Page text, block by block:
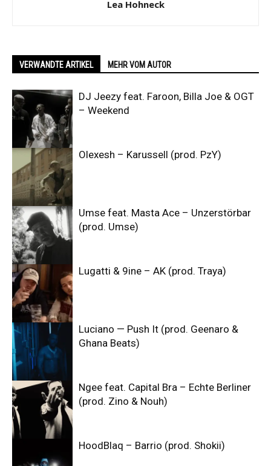
Lea Hohneck
VERWANDTE ARTIKEL MEHR VOM AUTOR
DJ Jeezy feat. Faroon, Billa Joe & OGT
– Weekend
Olexesh – Karussell (prod. PzY)
Umse feat. Masta Ace – Unzerstörbar
(prod. Umse)
Lugatti & 9ine – AK (prod. Traya)
Luciano — Push It (prod. Geenaro &
Ghana Beats)
Ngee feat. Capital Bra – Echte Berliner
(prod. Zino & Nouh)
HoodBlaq – Barrio (prod. Shokii)